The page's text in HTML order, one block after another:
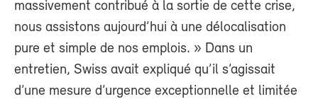
massivement contribué à la sortie de cette crise,
nous assistons aujourd’hui à une délocalisation
pure et simple de nos emplois. » Dans un
entretien, Swiss avait expliqué qu’il s’agissait
d’une mesure d’urgence exceptionnelle et limitée